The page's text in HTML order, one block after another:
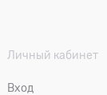
Личный кабинет
Вход